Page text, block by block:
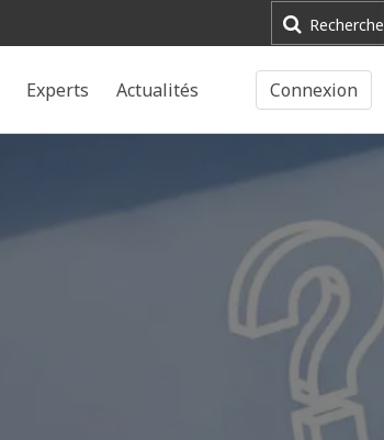
Recherche
Experts Actualités Connexion